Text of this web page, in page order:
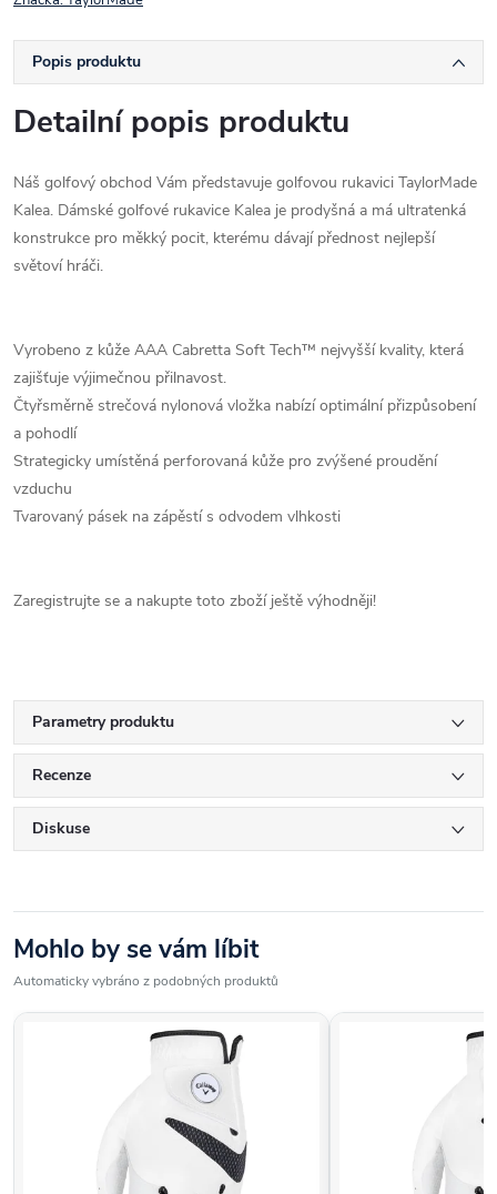
Popis produktu
Detailní popis produktu
Náš golfový obchod Vám představuje golfovou rukavici TaylorMade
Kalea. Dámské golfové rukavice Kalea je prodyšná a má ultratenká
konstrukce pro měkký pocit, kterému dávají přednost nejlepší
světoví hráči.
Vyrobeno z kůže AAA Cabretta Soft Tech™ nejvyšší kvality, která
zajišťuje výjimečnou přilnavost.
Čtyřsměrně strečová nylonová vložka nabízí optimální přizpůsobení
a pohodlí
Strategicky umístěná perforovaná kůže pro zvýšené proudění
vzduchu
Tvarovaný pásek na zápěstí s odvodem vlhkosti
Zaregistrujte se a nakupte toto zboží ještě výhodněji!
Parametry produktu
Recenze
Diskuse
Mohlo by se vám líbit
Automaticky vybráno z podobných produktů